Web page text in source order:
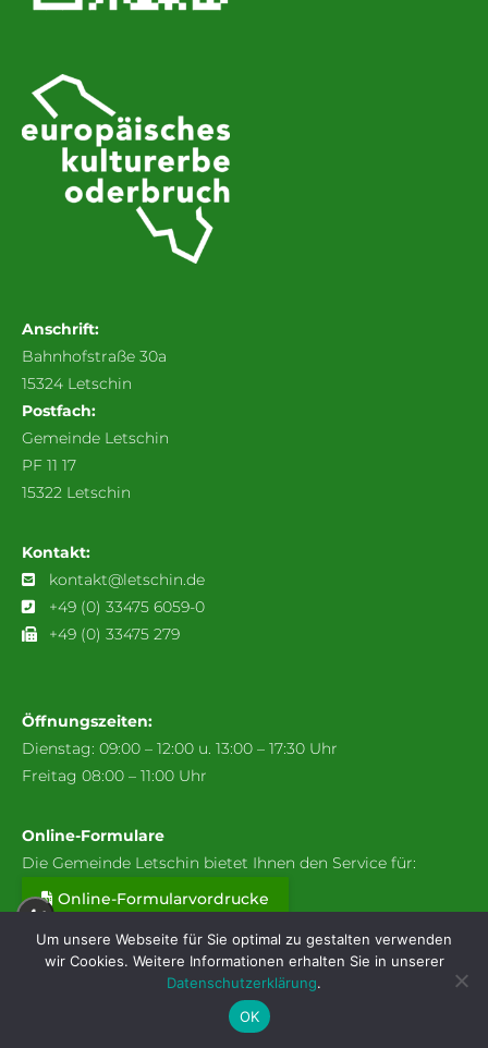
Anschrift:
Bahnhofstraße 30a
15324 Letschin
Postfach:
Gemeinde Letschin
PF 11 17
15322 Letschin
Kontakt:
kontakt@letschin.de
+49 (0) 33475 6059-0
+49 (0) 33475 279
Öffnungszeiten:
Dienstag: 09:00 – 12:00 u. 13:00 – 17:30 Uhr
Freitag 08:00 – 11:00 Uhr
Online-Formulare
Die Gemeinde Letschin bietet Ihnen den Service für:
Online-Formularvordrucke
Webcam: Stadt & Wetter
Verkehrsverbindungen
Datenschutzerklärung
A+
Um unsere Webseite für Sie optimal zu gestalten verwenden
wir Cookies. Weitere Informationen erhalten Sie in unserer
Datenschutzerklärung.
OK